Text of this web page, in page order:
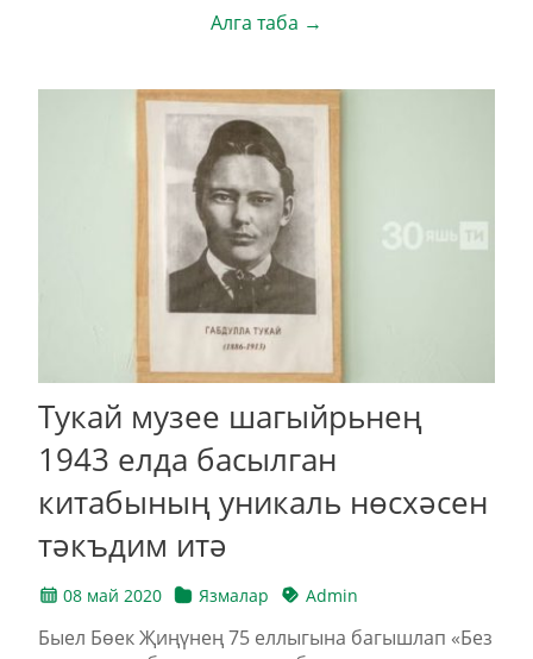
Алга таба →
Тукай музее шагыйрьнең
1943 елда басылган
китабының уникаль нөсхәсен
тәкъдим итә
08 май 2020 Язмалар Admin
Быел Бөек Җиңүнең 75 еллыгына багышлап «Без